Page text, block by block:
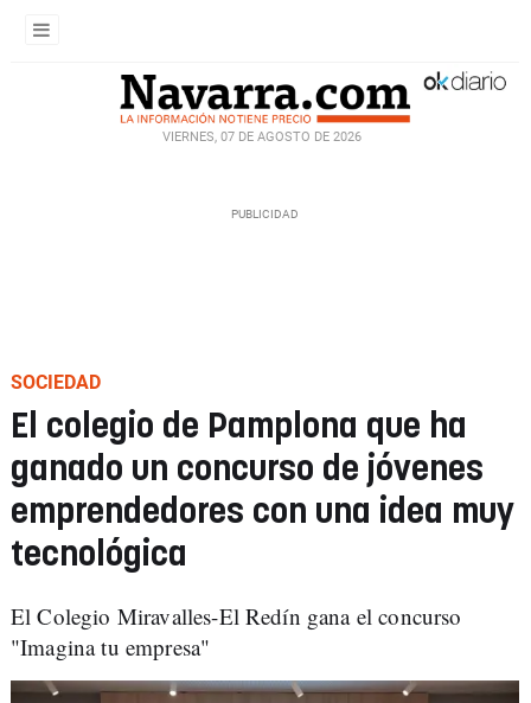
VIERNES, 07 DE AGOSTO DE 2026
SOCIEDAD
El colegio de Pamplona que ha
ganado un concurso de jóvenes
emprendedores con una idea muy
tecnológica
El Colegio Miravalles-El Redín gana el concurso
"Imagina tu empresa"